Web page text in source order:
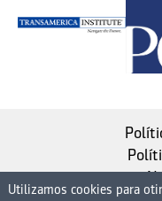
Utilizamos cookies para